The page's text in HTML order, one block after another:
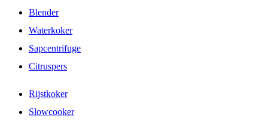
Blender
Waterkoker
Sapcentrifuge
Citruspers
Rijstkoker
Slowcooker